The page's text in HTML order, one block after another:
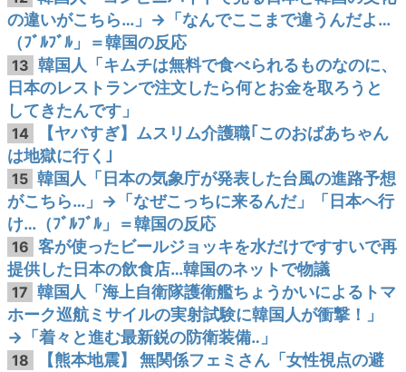
の違いがこちら…」→「なんでここまで違うんだよ…
（ﾌﾞﾙﾌﾞﾙ」＝韓国の反応
13 韓国人「キムチは無料で食べられるものなのに、
日本のレストランで注文したら何とお金を取ろうと
してきたんです」
14
【ヤバすぎ】ムスリム介護職｢このおばあちゃん
は地獄に行く｣
15 韓国人「日本の気象庁が発表した台風の進路予想
がこちら…」→「なぜこっちに来るんだ」「日本へ行
け…（ﾌﾞﾙﾌﾞﾙ」＝韓国の反応
16 客が使ったビールジョッキを水だけですすいで再
提供した日本の飲食店…韓国のネットで物議
17 韓国人「海上自衛隊護衛艦ちょうかいによるトマ
ホーク巡航ミサイルの実射試験に韓国人が衝撃！」
→「着々と進む最新鋭の防衛装備‥」
18
【熊本地震】 無関係フェミさん「女性視点の避